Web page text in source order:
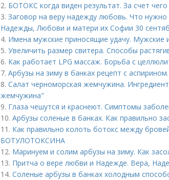
2. БОТОКС когда виден результат. За счет
3. Заговор на веру надежду любовь. Что
Надежды, Любови и матери их Софии 30
4. Имена мужские приносящие удачу. Мужские
5. Увеличить размер свитера. Способы
6. Как работает LPG массаж. Борьба с
7. Арбузы на зиму в банках рецепт с
8. Салат черноморская жемчужина.
жемчужина"
9. Глаза чешутся и краснеют. Симптомы
10. Арбузы соленые в банках. Как правильно
11. Как правильно колоть ботокс между
БОТУЛОТОКСИНА
12. Маринуем и солим арбузы на зиму. Как
13. Притча о вере любви и Надежде. Вера,
14. Соленые арбузы в банках холодным